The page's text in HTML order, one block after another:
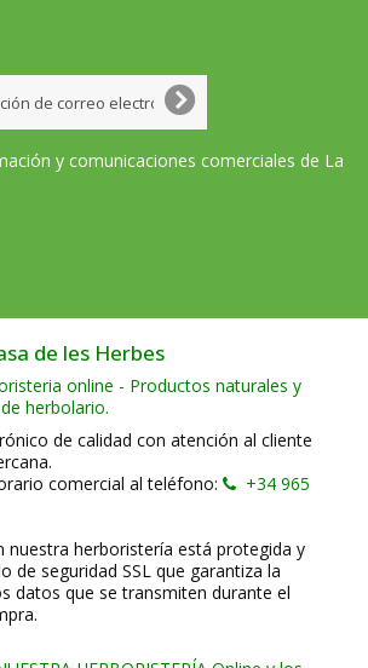
y comunicaciones comerciales de La
de les Herbes
online - Productos naturales y
herbolario.
de calidad con atención al cliente
comercial al teléfono:
+34 965
nuestra herboristería está protegida y
de seguridad SSL que garantiza la
datos que se transmiten durante el